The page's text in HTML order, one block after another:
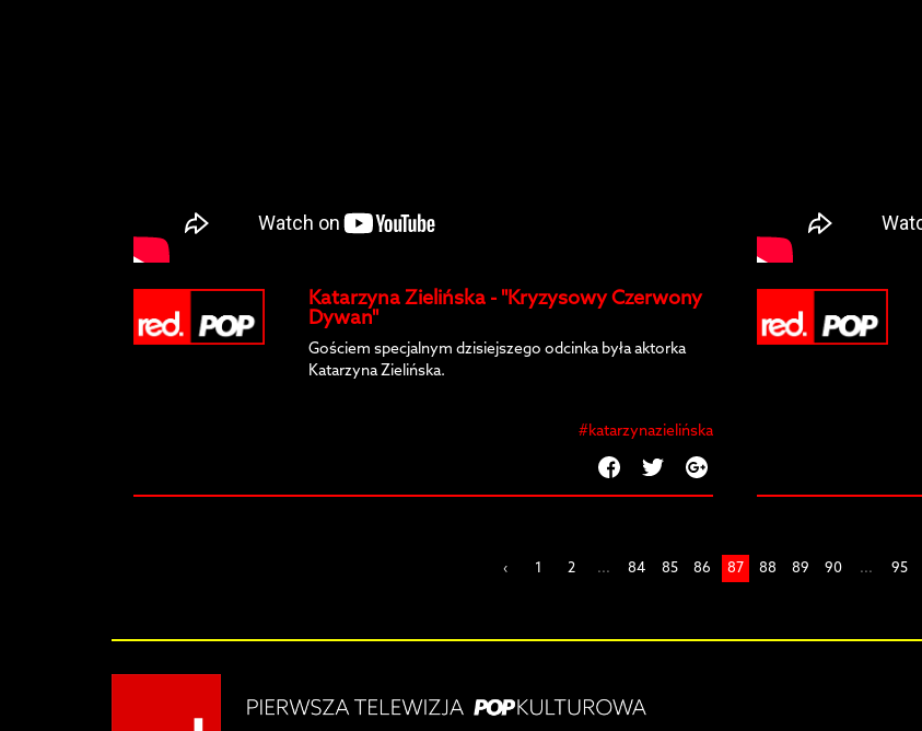
Katarzyna Zielińska - "Kryzysowy Czerwony
Dywan"
Gościem specjalnym dzisiejszego odcinka była aktorka
Katarzyna Zielińska.
#katarzynazielińska
‹ 1 2 ... 84 85 86 87 88 89 90 ... 95